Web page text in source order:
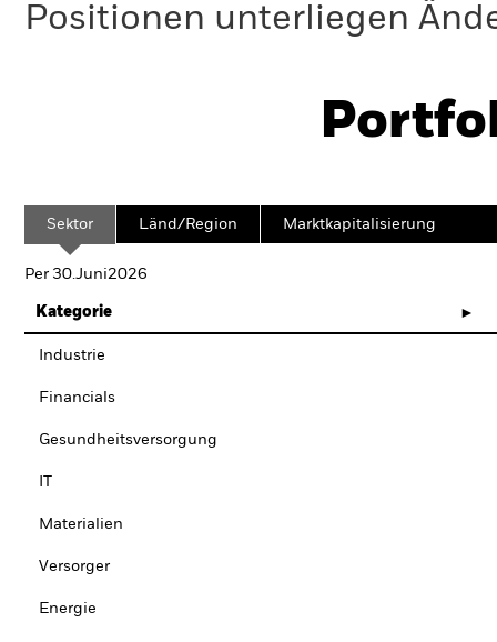
Positionen unterliegen
Sektor Länd/Region Marktkapitalisierung
Per 30.Juni2026
Kategorie
Industrie
Financials
Gesundheitsversorgung
Materialien
Versorger
Energie